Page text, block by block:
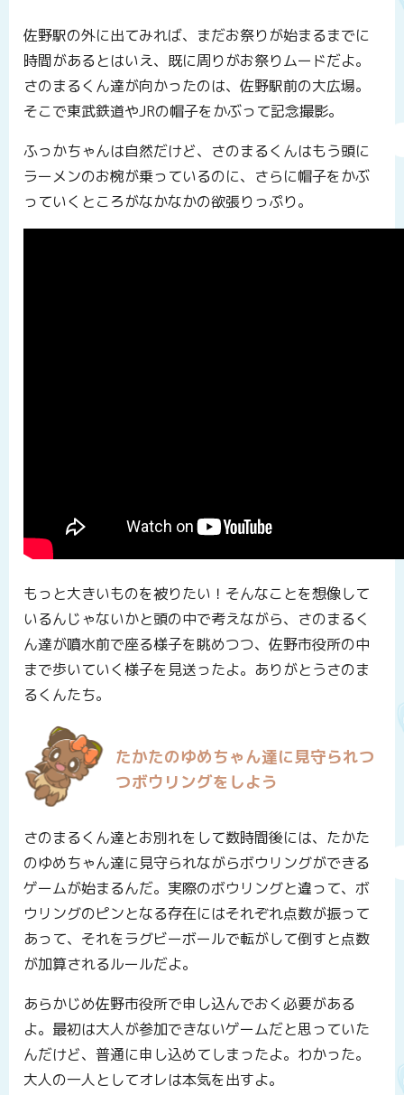
佐野駅の外に出てみれば、まだお祭りが始まるまでに
時間があるとはいえ、既に周りがお祭りムードだよ。
さのまるくん達が向かったのは、佐野駅前の大広場。
そこで東武鉄道やJRの帽子をかぶって記念撮影。
ふっかちゃんは自然だけど、さのまるくんはもう頭に
ラーメンのお椀が乗っているのに、さらに帽子をかぶ
っていくところがなかなかの欲張りっぷり。
もっと大きいものを被りたい！そんなことを想像して
いるんじゃないかと頭の中で考えながら、さのまるく
ん達が噴水前で座る様子を眺めつつ、佐野市役所の中
まで歩いていく様子を見送ったよ。ありがとうさのま
るくんたち。
たかたのゆめちゃん達に見守られつ
つボウリングをしよう
さのまるくん達とお別れをして数時間後には、たかた
のゆめちゃん達に見守られながらボウリングができる
ゲームが始まるんだ。実際のボウリングと違って、ボ
ウリングのピンとなる存在にはそれぞれ点数が振って
あって、それをラグビーボールで転がして倒すと点数
が加算されるルールだよ。
あらかじめ佐野市役所で申し込んでおく必要がある
よ。最初は大人が参加できないゲームだと思っていた
んだけど、普通に申し込めてしまったよ。わかった。
大人の一人としてオレは本気を出すよ。